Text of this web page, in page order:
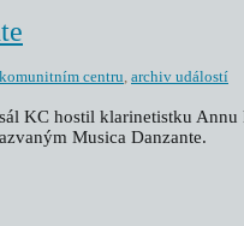
centru, archiv událostí
KC hostil klarinetistku
Musica Danzante.